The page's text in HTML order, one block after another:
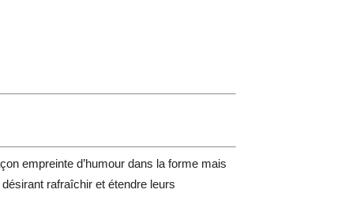
empreinte d’humour dans la forme mais
rafraîchir et étendre leurs